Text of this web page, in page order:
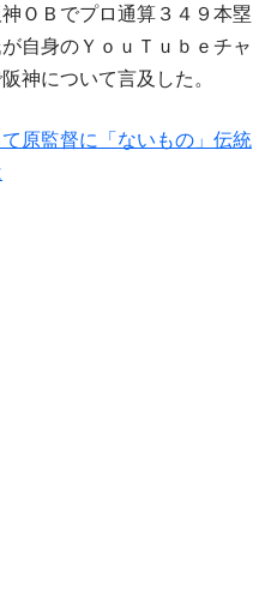
ＯＢでプロ通算３４９本塁
自身のＹｏｕＴｕｂｅチャ
神について言及した。
原監督に「ないもの」伝統